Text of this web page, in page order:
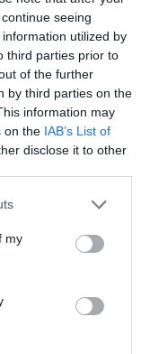
seeing
utilized by
third parties prior to
of the further
by third parties on the
information may
on the IAB’s List of
disclose it to other
or more Google
You may click to
third-party tags to
in below Google
my
όταν ο
πάνω στη γραμμή.
θα
λιγότερο από το
έδειξε κίτρινη
για το
βελτιώθηκε
Πογιάτος
τις οποίες όμως